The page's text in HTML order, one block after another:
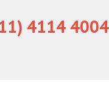
4114